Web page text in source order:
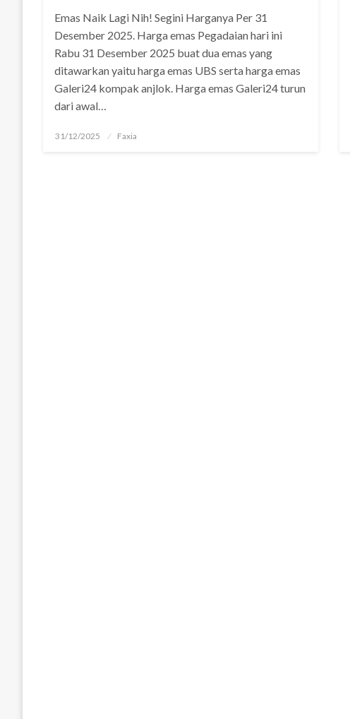
Emas Naik Lagi Nih! Segini Harganya Per 31
Desember 2025. Harga emas Pegadaian hari ini
Rabu 31 Desember 2025 buat dua emas yang
ditawarkan yaitu harga emas UBS serta harga emas
Galeri24 kompak anjlok. Harga emas Galeri24 turun
dari awal…
Posted
31/12/2025 Faxia